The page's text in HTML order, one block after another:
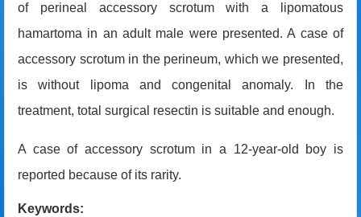
of perineal accessory scrotum with a lipomatous
hamartoma in an adult male were presented. A case of
accessory scrotum in the perineum, which we presented,
is without lipoma and congenital anomaly. In the
treatment, total surgical resectin is suitable and enough.
A case of accessory scrotum in a 12-year-old boy is
reported because of its rarity.
Keywords: